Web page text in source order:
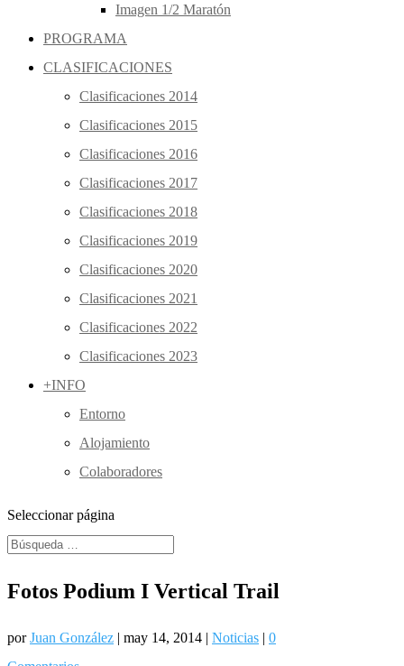
Imagen 1/2 Maratón
PROGRAMA
CLASIFICACIONES
Clasificaciones 2014
Clasificaciones 2015
Clasificaciones 2016
Clasificaciones 2017
Clasificaciones 2018
Clasificaciones 2019
Clasificaciones 2020
Clasificaciones 2021
Clasificaciones 2022
Clasificaciones 2023
+INFO
Entorno
Alojamiento
Colaboradores
Seleccionar página
Fotos Podium I Vertical Trail
porJuan González | may 14, 2014 | Noticias | 0